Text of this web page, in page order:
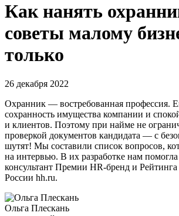
Как нанять
советы малому
только
26 декабря 2022
Охранник — востребованная профессия.
сохранность имущества компании и
и клиентов. Поэтому при найме не
проверкой документов кандидата — с
шутят! Мы составили список вопросов,
на интервью. В их разработке нам
консультант Премии HR-бренд и Рейтинга
России hh.ru.
Ольга Плескань